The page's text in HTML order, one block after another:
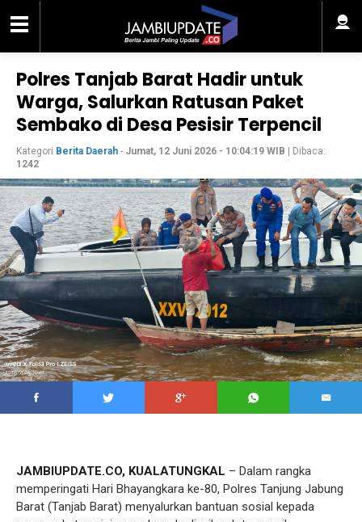
Polres Tanjab Barat Hadir untuk
Warga, Salurkan Ratusan Paket
Sembako di Desa Pesisir Terpencil
Kategori Berita Daerah - Jumat, 12 Juni 2026 - 10:04:19 WIB | Dibaca:
1242
JAMBIUPDATE.CO, KUALATUNGKAL – Dalam rangka
memperingati Hari Bhayangkara ke-80, Polres Tanjung Jabung
Barat (Tanjab Barat) menyalurkan bantuan sosial kepada